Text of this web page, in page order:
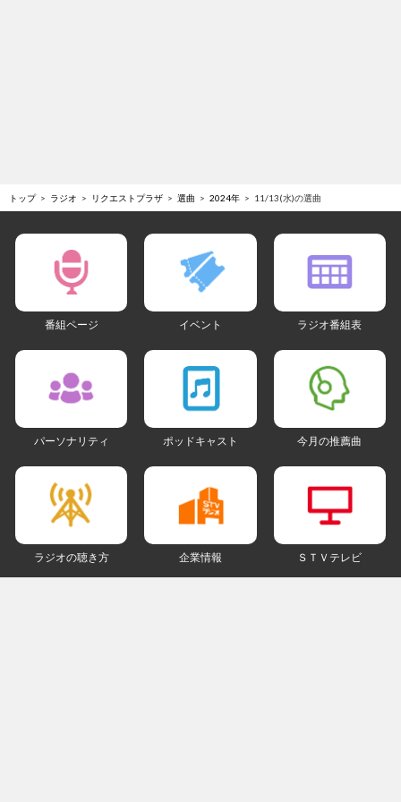
トップ ラジオ リクエストプラザ 選曲 2024年 11/13(水)の選曲
番組ページ イベント ラジオ番組表
パーソナリティ ポッドキャスト 今月の推薦曲
ラジオの聴き方 企業情報 ＳＴＶテレビ